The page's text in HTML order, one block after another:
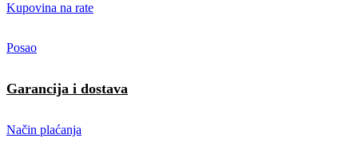
Kupovina na rate
Posao
Garancija i dostava
Način plaćanja